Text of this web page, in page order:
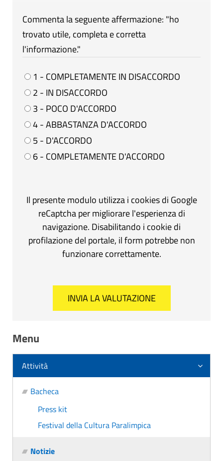
Commenta la seguente affermazione: "ho
trovato utile, completa e corretta
l'informazione."
1 - COMPLETAMENTE IN DISACCORDO
2 - IN DISACCORDO
3 - POCO D'ACCORDO
4 - ABBASTANZA D'ACCORDO
5 - D'ACCORDO
6 - COMPLETAMENTE D'ACCORDO
Il presente modulo utilizza i cookies di Google
reCaptcha per migliorare l'esperienza di
navigazione. Disabilitando i cookie di
profilazione del portale, il form potrebbe non
funzionare correttamente.
Menu
Attività
Bacheca
Press kit
Festival della Cultura Paralimpica
Notizie